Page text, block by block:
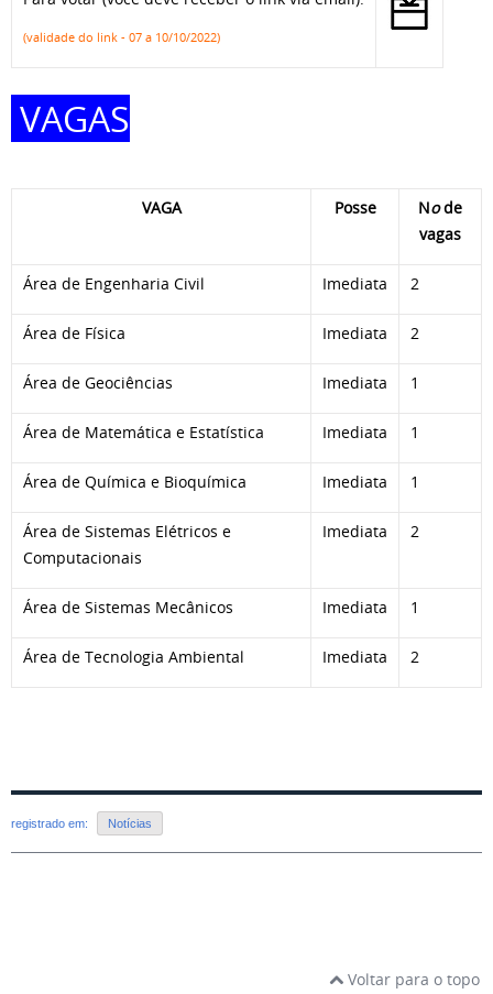
(validade do link - 07 a 10/10/2022)
VAGAS
VAGA Posse Node
vagas
Área de Engenharia Civil Imediata 2
Área de Física Imediata 2
Área de Geociências Imediata 1
Área de Matemática e Estatística Imediata 1
Área de Química e Bioquímica Imediata 1
Área de Sistemas Elétricos e
Computacionais
Imediata 2
Área de Sistemas Mecânicos Imediata 1
Área de Tecnologia Ambiental Imediata 2
registrado em: Notícias
Voltar para o topo